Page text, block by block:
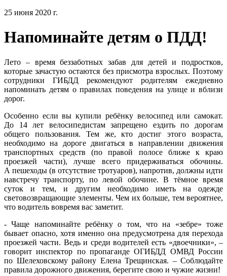
25 июня 2020 г.
Напоминайте детям о ПДД!
Лето – время беззаботных забав для детей и подростков,
которые зачастую остаются без присмотра взрослых. Поэтому
сотрудники ГИБДД рекомендуют родителям ежедневно
напоминать детям о правилах поведения на улице и вблизи
дорог.
Особенно если вы купили ребёнку велосипед или самокат.
До 14 лет велосипедистам запрещено ездить по дорогам
общего пользования. Тем же, кто достиг этого возраста,
необходимо на дороге двигаться в направлении движения
транспортных средств (по правой полосе ближе к краю
проезжей части), лучше всего придерживаться обочины.
А пешеходы (в отсутствие тротуаров), напротив, должны идти
навстречу транспорту, по левой обочине. В тёмное время
суток и тем, и другим необходимо иметь на одежде
световозвращающие элементы. Чем их больше, тем вероятнее,
что водитель вовремя вас заметит.
- Чаще напоминайте ребёнку о том, что на «зебре» тоже
бывает опасно, хотя именно она предусмотрена для перехода
проезжей части. Ведь и среди водителей есть «двоечники», –
говорит инспектор по пропаганде ОГИБДД ОМВД России
по Шелеховскому району Елена Трещинская. – Соблюдайте
правила дорожного движения, берегите свою и чужие жизни!